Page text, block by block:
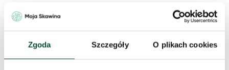
Zgoda Szczegóły O plikach cookies